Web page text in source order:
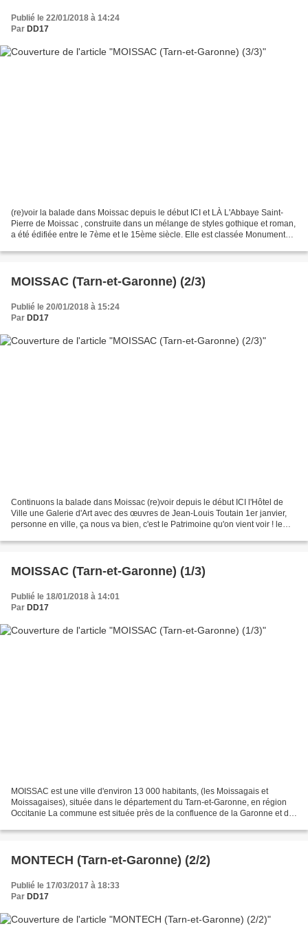
Publié le 22/01/2018 à 14:24
Par DD17
(re)voir la balade dans Moissac depuis le début ICI et LÀ L'Abbaye Saint-
Pierre de Moissac , construite dans un mélange de styles gothique et roman,
a été édifiée entre le 7ème et le 15ème siècle. Elle est classée Monument
MOISSAC (Tarn-et-Garonne) (2/3)
Publié le 20/01/2018 à 15:24
Par DD17
Continuons la balade dans Moissac (re)voir depuis le début ICI l'Hôtel de
Ville une Galerie d'Art avec des œuvres de Jean-Louis Toutain 1er janvier,
personne en ville, ça nous va bien, c'est le Patrimoine qu'on vient voir ! le
MOISSAC (Tarn-et-Garonne) (1/3)
Publié le 18/01/2018 à 14:01
Par DD17
MOISSAC est une ville d'environ 13 000 habitants, (les Moissagais et
Moissagaises), située dans le département du Tarn-et-Garonne, en région
Occitanie La commune est située près de la confluence de la Garonne et du
MONTECH (Tarn-et-Garonne) (2/2)
Publié le 17/03/2017 à 18:33
Par DD17